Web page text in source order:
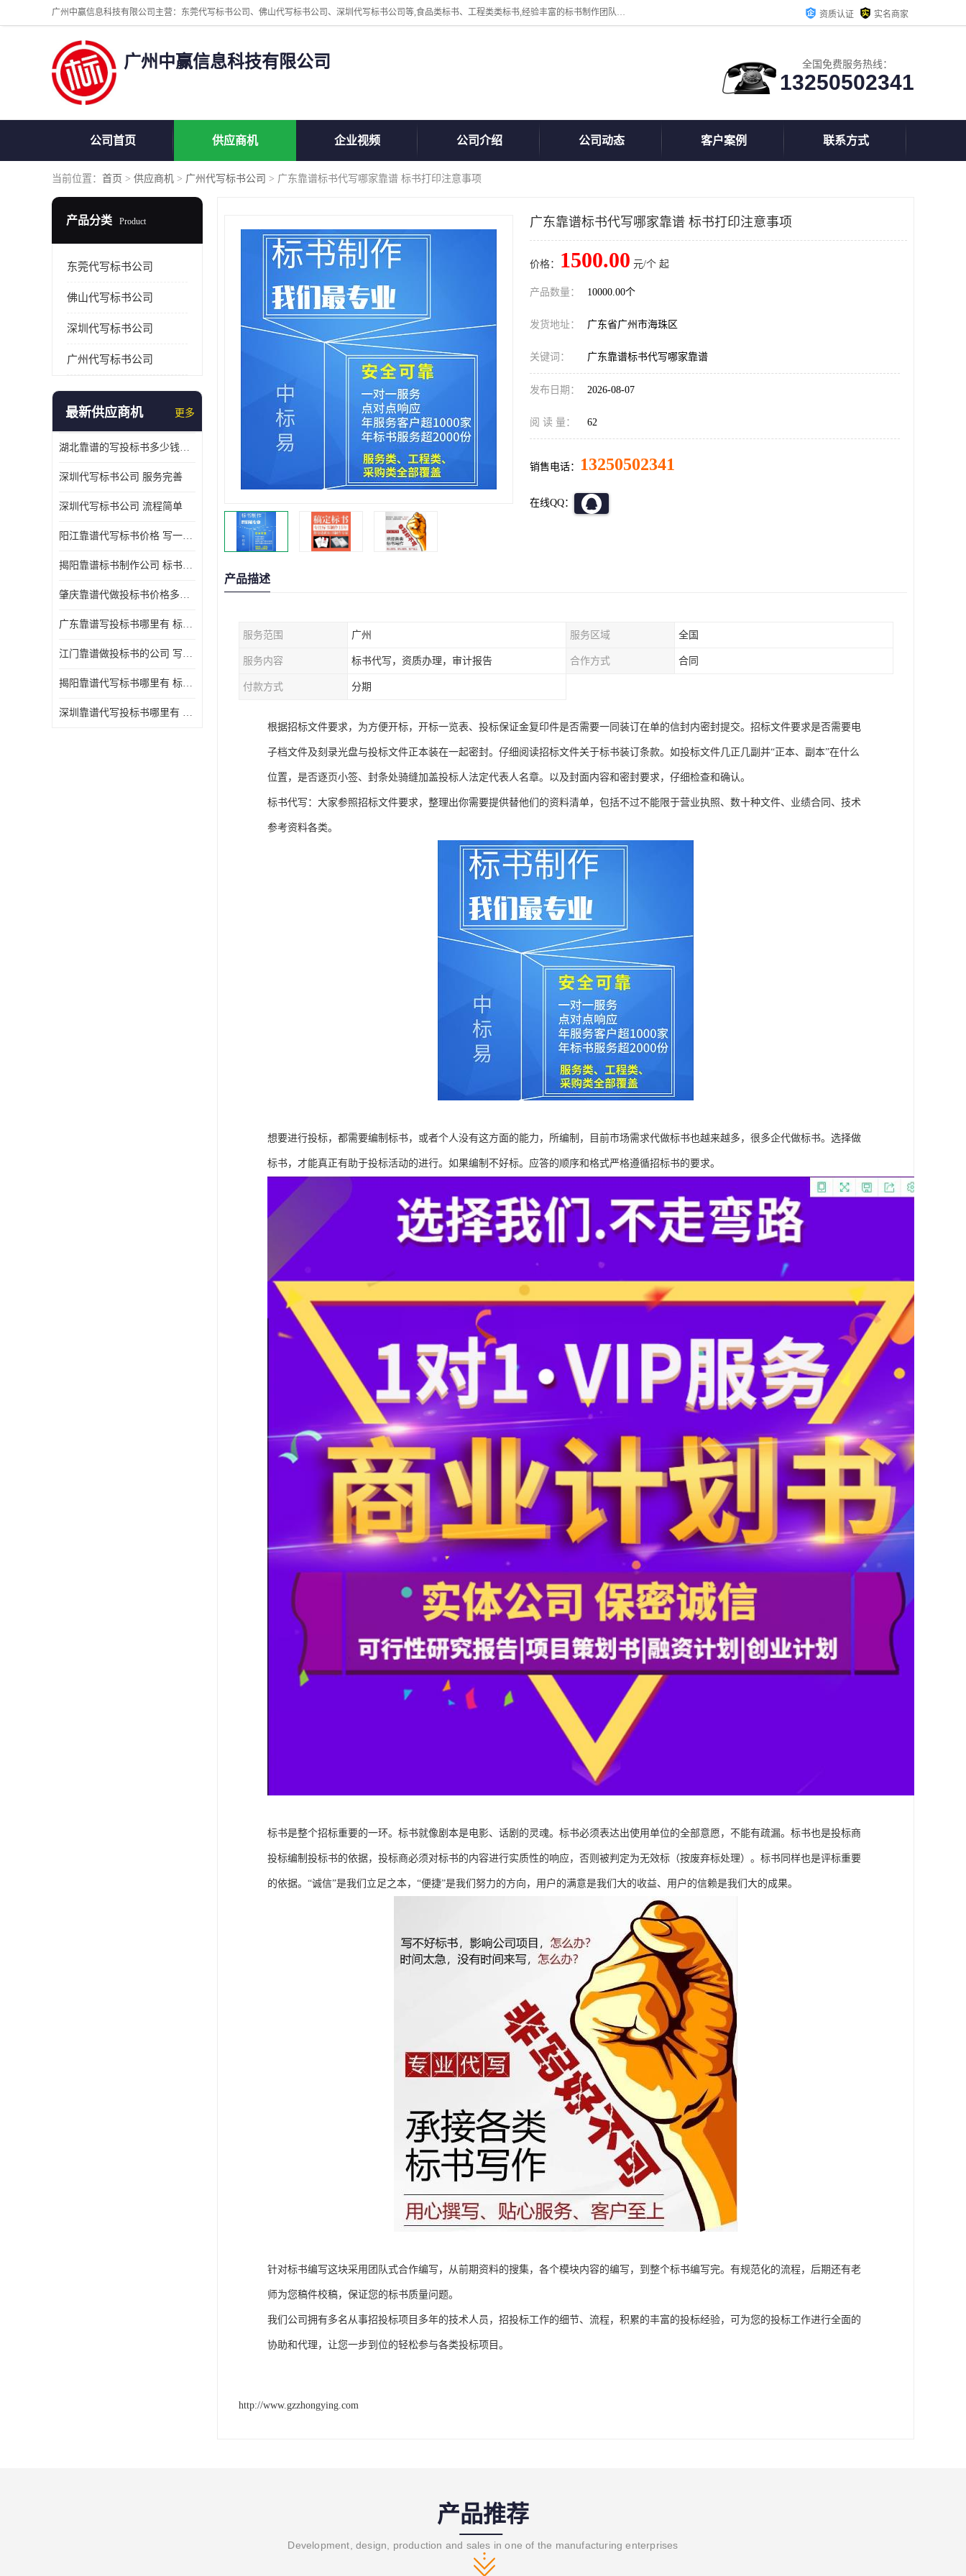
广州中赢信息科技有限公司主营：东莞代写标书公司、佛山代写标书公司、深圳代写标书公司等,食品类标书、工程类类标书,经验丰富的标书制作团队,24小时加急服务,多对一服务。 资质认证 实名商家
广州中赢信息科技有限公司 全国免费服务热线：
13250502341
公司首页 供应商机 企业视频 公司介绍 公司动态 客户案例 联系方式
当前位置： 首页 > 供应商机 > 广州代写标书公司 > 广东靠谱标书代写哪家靠谱 标书打印注意事项
产品分类 Product
东莞代写标书公司
佛山代写标书公司
深圳代写标书公司
广州代写标书公司
最新供应商机 更多
湖北靠谱的写投标书多少钱一份 写一份标书多少钱
深圳代写标书公司 服务完善
深圳代写标书公司 流程简单
阳江靠谱代写标书价格 写一份标书多少钱
揭阳靠谱标书制作公司 标书好写吗
肇庆靠谱代做投标书价格多少 写一份标书多少钱
广东靠谱写投标书哪里有 标书好写吗
江门靠谱做投标书的公司 写一份标书多少钱
揭阳靠谱代写标书哪里有 标书怎么做
深圳靠谱代写投标书哪里有 标书好写吗
广东靠谱标书代写哪家靠谱 标书打印注意事项
价格： 1500.00 元/个 起
产品数量： 10000.00个
发货地址： 广东省广州市海珠区
关键词： 广东靠谱标书代写哪家靠谱
发布日期： 2026-08-07
阅 读 量： 62
销售电话： 13250502341
在线QQ：
产品描述
服务范围 广州 服务区域 全国
服务内容 标书代写，资质办理，审计报告 合作方式 合同
付款方式 分期
根据招标文件要求，为方便开标，开标一览表、投标保证金复印件是否需要一同装订在单的信封内密封提交。招标文件要求是否需要电
子档文件及刻录光盘与投标文件正本装在一起密封。仔细阅读招标文件关于标书装订条款。如投标文件几正几副并“正本、副本”在什么
位置，是否逐页小签、封条处骑缝加盖投标人法定代表人名章。以及封面内容和密封要求，仔细检查和确认。
标书代写：大家参照招标文件要求，整理出你需要提供替他们的资料清单，包括不过不能限于营业执照、数十种文件、业绩合同、技术
参考资料各类。
想要进行投标，都需要编制标书，或者个人没有这方面的能力，所编制，目前市场需求代做标书也越来越多，很多企代做标书。选择做
标书，才能真正有助于投标活动的进行。如果编制不好标。应答的顺序和格式严格遵循招标书的要求。
标书是整个招标重要的一环。标书就像剧本是电影、话剧的灵魂。标书必须表达出使用单位的全部意愿，不能有疏漏。标书也是投标商
投标编制投标书的依据，投标商必须对标书的内容进行实质性的响应，否则被判定为无效标（按废弃标处理）。标书同样也是评标重要
的依据。“诚信”是我们立足之本，“便捷”是我们努力的方向，用户的满意是我们大的收益、用户的信赖是我们大的成果。
针对标书编写这块采用团队式合作编写，从前期资料的搜集，各个模块内容的编写，到整个标书编写完。有规范化的流程，后期还有老
师为您稿件校稿，保证您的标书质量问题。
我们公司拥有多名从事招投标项目多年的技术人员，招投标工作的细节、流程，积累的丰富的投标经验，可为您的投标工作进行全面的
协助和代理，让您一步到位的轻松参与各类投标项目。
http://www.gzzhongying.com
产品推荐
Development, design, production and sales in one of the manufacturing enterprises